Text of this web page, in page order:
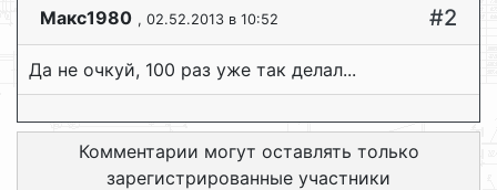
Макс1980 , 02.52.2013 в 10:52 #2
Да не очкуй, 100 раз уже так делал...
Комментарии могут оставлять только
зарегистрированные участники